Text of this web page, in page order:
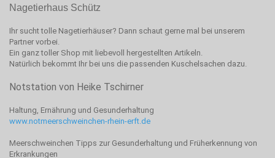
Nagetierhaus Schütz
Ihr sucht tolle Nagetierhäuser? Dann schaut gerne mal bei unserem
Partner vorbei.
Ein ganz toller Shop mit liebevoll hergestellten Artikeln.
Natürlich bekommt Ihr bei uns die passenden Kuschelsachen dazu.
Notstation von Heike Tschirner
Haltung, Ernährung und Gesunderhaltung
www.notmeerschweinchen-rhein-erft.de
Meerschweinchen Tipps zur Gesunderhaltung und Früherkennung von
Erkrankungen